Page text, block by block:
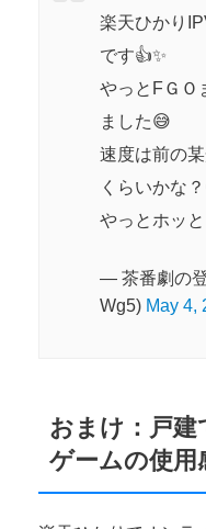
楽天ひかり
です👍✨
やっとFＧＯ
ました😅
速度は前の
くらいかな
やっとホッ
— 茶番劇の
Wg5) May 4,
おまけ：戸
ゲームの使用